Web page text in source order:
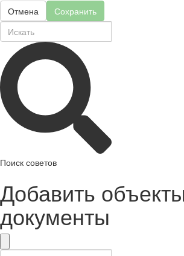
Отмена Сохранить
Поиск советов
Добавить
документы